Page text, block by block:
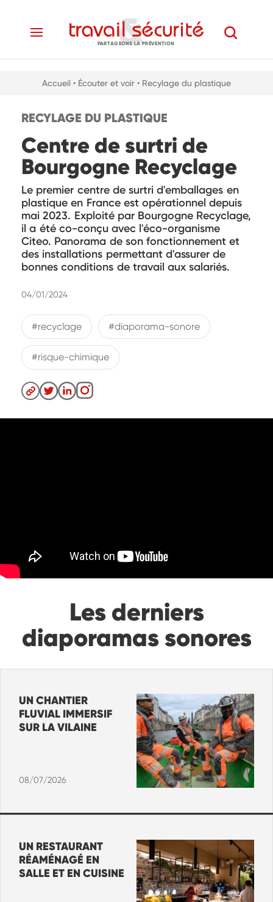
PARTAGEONS LA PRÉVENTION
Accueil • Écouter et voir • Recylage du plastique
RECYLAGE DU PLASTIQUE
Centre de surtri de
Bourgogne Recyclage
Le premier centre de surtri d'emballages en
plastique en France est opérationnel depuis
mai 2023. Exploité par Bourgogne Recyclage,
il a été co-conçu avec l'éco-organisme
Citeo. Panorama de son fonctionnement et
des installations permettant d'assurer de
bonnes conditions de travail aux salariés.
04/01/2024
#recyclage #diaporama-sonore
#risque-chimique
Les derniers
diaporamas sonores
UN CHANTIER
FLUVIAL IMMERSIF
SUR LA VILAINE
08/07/2026
UN RESTAURANT
RÉAMÉNAGÉ EN
SALLE ET EN CUISINE